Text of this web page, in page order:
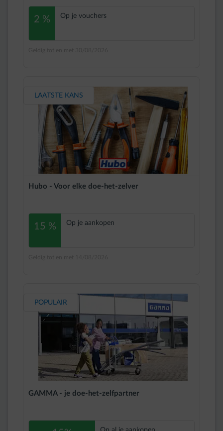
2 % Op je vouchers
LAATSTE KANS
Hubo - Voor elke doe-het-zelver
15 % Op je aankopen
POPULAIR
GAMMA - je doe-het-zelfpartner